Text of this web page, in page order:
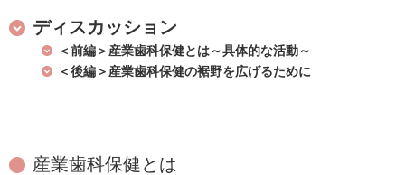
ディスカッション
＜前編＞産業歯科保健とは～具体的な活動～
＜後編＞産業歯科保健の裾野を広げるために
産業歯科保健とは